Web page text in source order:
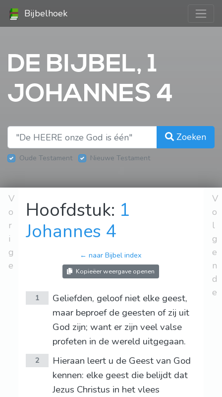
Bijbelhoek
DE BIJBEL, 1
JOHANNES 4
Zoeken
Oude Testament Nieuwe Testament
V
o
r
i
g
e
Hoofdstuk: 1
Johannes 4
← naar Bijbel index
Kopieëer weergave openen
1
Geliefden, geloof niet elke geest,
maar beproef de geesten of zij uit
God zijn; want er zijn veel valse
profeten in de wereld uitgegaan.
2
Hieraan leert u de Geest van God
kennen: elke geest die belijdt dat
Jezus Christus in het vlees
V
o
l
g
e
n
d
e